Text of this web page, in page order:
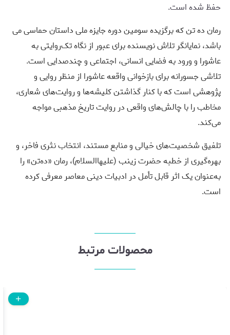
حفظ شده است.
رمان ده تن که برگزیده سومین دوره جایزه ملی داستان حماسی می
باشد، نمایانگر تلاش نویسنده برای عبور از نگاه تک‌روایتی به
عاشورا و ورود به فضایی انسانی، اجتماعی و چندصدایی است.
تلاشی جسورانه برای بازخوانی واقعه عاشورا از منظر روایی و
پژوهشی است که با کنار گذاشتن کلیشه‌ها و روایت‌های شعاری،
مخاطب را با چالش‌های واقعی در روایت تاریخ مذهبی مواجه
می‌کند.
تلفیق شخصیت‌های خیالی و منابع مستند، انتخاب نثری فاخر، و
بهره‌گیری از خطبه حضرت زینب (علیهاالسلام)، رمان «ده‌تن» را
به‌عنوان یک اثر قابل تأمل در ادبیات دینی معاصر معرفی کرده
است.
محصولات مرتبط